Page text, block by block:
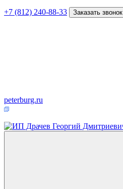
+7 (812) 240-88-33 Заказать звонок
peterburg.ru